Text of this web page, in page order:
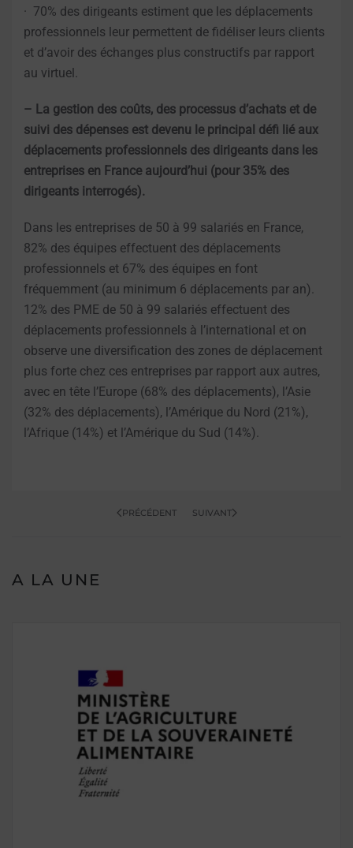
· 70% des dirigeants estiment que les déplacements
professionnels leur permettent de fidéliser leurs clients
et d’avoir des échanges plus constructifs par rapport
au virtuel.
– La gestion des coûts, des processus d’achats et de
suivi des dépenses est devenu le principal défi lié aux
déplacements professionnels des dirigeants dans les
entreprises en France aujourd’hui (pour 35% des
dirigeants interrogés).
Dans les entreprises de 50 à 99 salariés en France,
82% des équipes effectuent des déplacements
professionnels et 67% des équipes en font
fréquemment (au minimum 6 déplacements par an).
12% des PME de 50 à 99 salariés effectuent des
déplacements professionnels à l’international et on
observe une diversification des zones de déplacement
plus forte chez ces entreprises par rapport aux autres,
avec en tête l’Europe (68% des déplacements), l’Asie
(32% des déplacements), l’Amérique du Nord (21%),
l’Afrique (14%) et l’Amérique du Sud (14%).
PRÉCÉDENT SUIVANT
A LA UNE